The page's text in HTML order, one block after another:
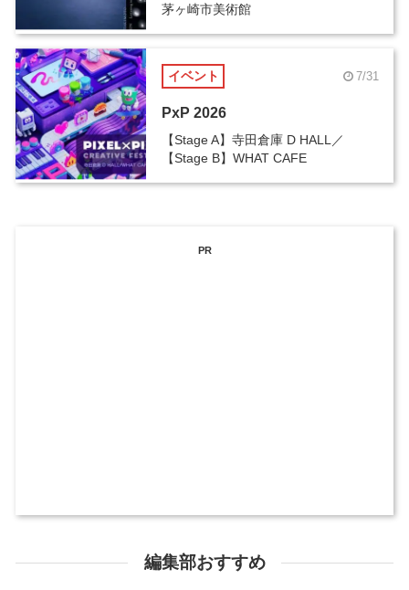
茅ヶ崎市美術館
イベント 7/31
PxP 2026
【Stage A】寺田倉庫 D HALL／
【Stage B】WHAT CAFE
PR
編集部おすすめ